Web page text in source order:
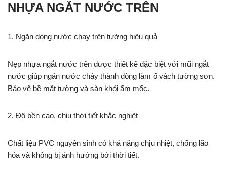
NHỰA NGẮT NƯỚC TRÊN
1. Ngăn dòng nước chạy trên tường hiệu quả
Nẹp nhựa ngắt nước trên được thiết kế đặc biệt với mũi ngắt
nước giúp ngăn nước chảy thành dòng làm ố vách tường sơn.
Bảo vệ bề mặt tường và sàn khỏi ẩm mốc.
2. Độ bền cao, chịu thời tiết khắc nghiệt
Chất liệu PVC nguyên sinh có khả năng chịu nhiệt, chống lão
hóa và không bị ảnh hưởng bởi thời tiết.